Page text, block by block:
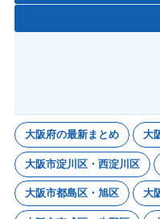
大阪府の最新まとめ 大
大阪市淀川区・西淀川区
大阪市都島区・旭区 大